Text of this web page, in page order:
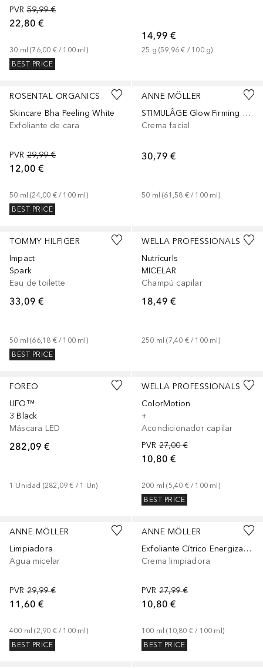
PVR 59,99 €
22,80 €
30 ml (76,00 € / 100 ml)
BEST PRICE
14,99 €
25 g (59,96 € / 100 g)
ROSENTAL ORGANICS
Skincare Bha Peeling White
Exfoliante de cara
PVR 29,99 €
12,00 €
50 ml (24,00 € / 100 ml)
BEST PRICE
ANNE MÖLLER
STIMULÂGE Glow Firming SPF15
Crema facial
30,79 €
50 ml (61,58 € / 100 ml)
TOMMY HILFIGER
Impact
Spark
Eau de toilette
33,09 €
50 ml (66,18 € / 100 ml)
BEST PRICE
WELLA PROFESSIONALS
Nutricurls
MICELAR
Champú capilar
18,49 €
250 ml (7,40 € / 100 ml)
FOREO
UFO™
3 Black
Máscara LED
282,09 €
1 Unidad (282,09 € / 1 Un)
WELLA PROFESSIONALS
ColorMotion
+
Acondicionador capilar
PVR 27,00 €
10,80 €
200 ml (5,40 € / 100 ml)
BEST PRICE
ANNE MÖLLER
Limpiadora
Agua micelar
PVR 29,99 €
11,60 €
400 ml (2,90 € / 100 ml)
BEST PRICE
ANNE MÖLLER
Exfoliante Cítrico Energizante
Crema limpiadora
PVR 27,99 €
10,80 €
100 ml (10,80 € / 100 ml)
BEST PRICE